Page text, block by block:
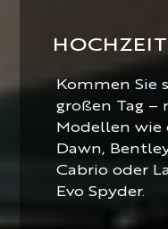
Kommen Sie
großen Tag –
Modellen wie
Dawn,
Cabrio oder
Evo Spyder.